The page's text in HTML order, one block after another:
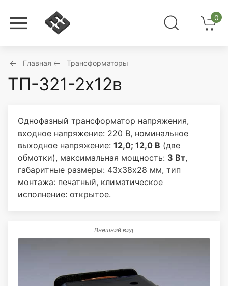
0
Главная Трансформаторы
ТП-321-2х12в
Однофазный трансформатор напряжения,
входное напряжение: 220 В, номинальное
выходное напряжение: 12,0; 12,0 В (две
обмотки), максимальная мощность: 3 Вт,
габаритные размеры: 43х38х28 мм, тип
монтажа: печатный, климатическое
исполнение: открытое.
Внешний вид